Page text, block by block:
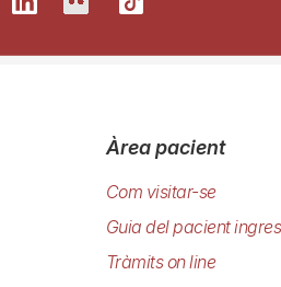
Àrea pacient
Com visitar-se
Guia del pacient
Tràmits on line